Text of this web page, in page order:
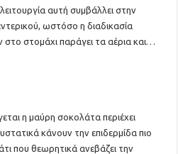
αυτή συμβάλλει στην
ωστόσο η διαδικασία
στομάχι παράγει τα αέρια και…
η μαύρη σοκολάτα περιέχει
κάνουν την επιδερμίδα πιο
που θεωρητικά ανεβάζει την